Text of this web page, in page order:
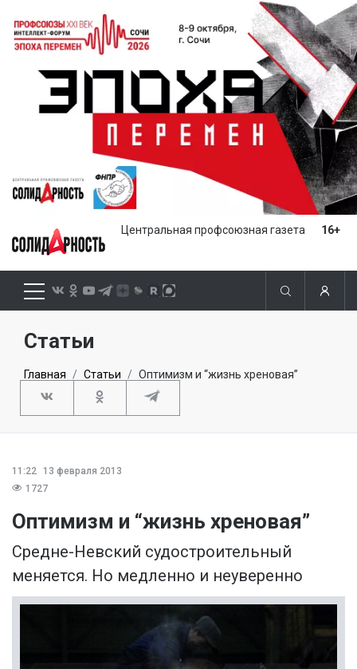
Центральная профсоюзная газета 16+
Статьи
Главная Статьи Оптимизм и “жизнь хреновая”
11:22 13 февраля 2013
1727
Оптимизм и “жизнь хреновая”
Средне-Невский судостроительный
меняется. Но медленно и неуверенно